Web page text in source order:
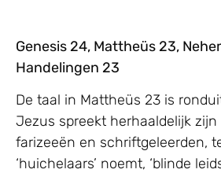
Genesis 24, Mattheüs 23,
Handelingen 23
De taal in Mattheüs 23 is
Jezus spreekt herhaaldelijk zijn
farizeeën en schriftgeleerden,
‘huichelaars’ noemt, ‘blinde